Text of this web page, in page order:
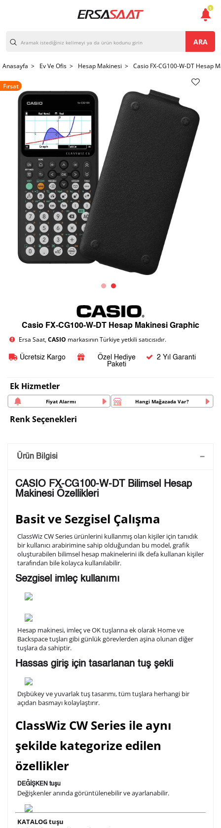
ARA
Anasayfa > Ev Ve Ofis > Hesap Makinesi > Casio FX-CG100-W-DT Hesap
Fırsat
Casio FX-CG100-W-DT Hesap Makinesi Graphic
Ersa Saat,CASIO markasının Türkiye yetkili satıcısıdır.
Ücretsiz Kargo
Özel Hediye
Paketi
2 Yıl Garanti
Ek Hizmetler
Fiyat Alarmı Hangi Mağazada Var?
Renk Seçenekleri
Saatini Kişiselleştir
arka kapağına gravür tekniği ile formda belirtmiş
olduğunuz şekilde işlenecektir.
10/ 10
2. Satır
3. Satır
Lütfen font seçiniz
Ön İzleme Kişiselleştir Vazgeç
Kişiselleştirilmiş ürünlerin teslim süresi gravür işleme
sebebi ile 1-2 iş günü uzamaktadır. Gravür İşlemi
Kişiselleştirilmiş
iade ve değişim
Ürün Bilgisi
CASIO FX-CG100-W-DT Bilimsel Hesap
Makinesi Özellikleri
Basit ve Sezgisel Çalışma
ClassWiz CW Series ürünlerini kullanmış olan kişiler için tanıdık
bir kullanıcı arabirimine sahip olduğundan bu model, grafik
oluşturabilen bilimsel hesap makinelerini ilk defa kullanan kişiler
tarafından bile kolayca kullanılabilir.
Sezgisel imleç kullanımı
Hesap makinesi, imleç ve OK tuşlarına ek olarak Home ve
Backspace tuşları gibi günlük görevlerden aşina olunan diğer
tuşlara da sahiptir.
Hassas giriş için tasarlanan tuş şekli
Dışbükey ve yuvarlak tuş tasarımı, tüm tuşlara herhangi bir
açıdan basmayı kolaylaştırır.
ClassWiz CW Series ile aynı
şekilde kategorize edilen
özellikler
DEĞİŞKEN tuşu
Değişkenler anında görüntülenebilir ve ayarlanabilir.
KATALOG tuşu
1